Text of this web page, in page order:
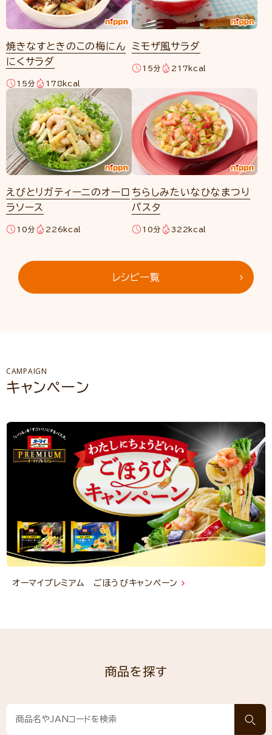
レシピ一覧
焼きなすときのこの梅にん
にくサラダ
15分 178kcal
ミモザ風サラダ
15分 217kcal
えびとリガティーニのオーロ
ラソース
10分 226kcal
ちらしみたいなひなまつり
パスタ
10分 322kcal
CAMPAIGN
キャンペーン
オーマイプレミアム ごほうびキャンペーン
商品を探す